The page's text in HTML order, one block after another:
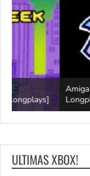
Amiga 500
Longplays]
ULTIMAS XBOX!